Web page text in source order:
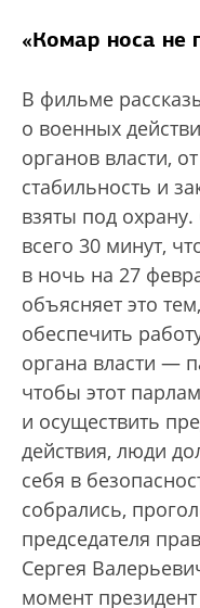
«Комар носа не
В фильме
о военных
органов власти,
стабильность и
взяты под
всего 30 минут,
в ночь на 27
объясняет это
обеспечить
органа власти —
чтобы этот
и осуществить
действия, люди
себя в
собрались,
председателя
Сергея
момент